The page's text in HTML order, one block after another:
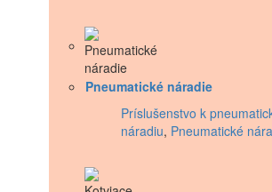
Pneumatické náradie
Príslušenstvo k
náradiu, Pneumatické